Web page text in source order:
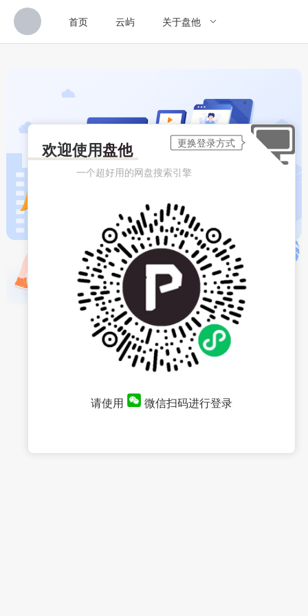
首页 云屿 关于盘他
欢迎使用盘他
一个超好用的网盘搜索引擎
请使用 微信扫码进行登录